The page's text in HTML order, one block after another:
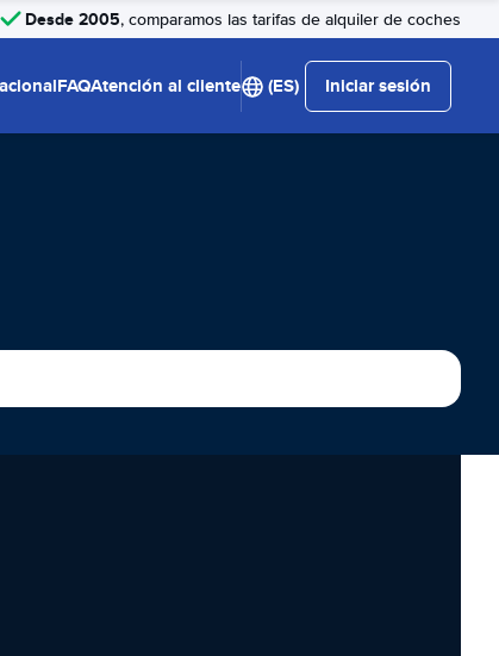
Desde 2005, comparamos las tarifas de alquiler de coches
FAQAtención al cliente (ES) Iniciar sesión